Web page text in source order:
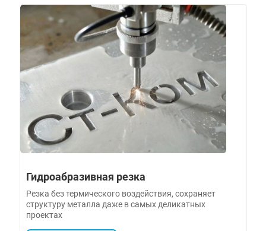
Гидроабразивная резка
Резка без термического воздействия, сохраняет
структуру металла даже в самых деликатных
проектах